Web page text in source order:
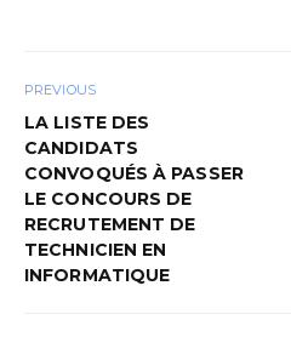
PREVIOUS
LA LISTE DES
CANDIDATS
CONVOQUÉS À PASSER
LE CONCOURS DE
RECRUTEMENT DE
TECHNICIEN EN
INFORMATIQUE